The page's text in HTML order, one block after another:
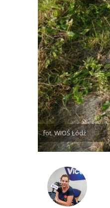
fot. WIOŚ Łódź